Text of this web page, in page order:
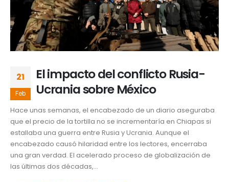
21
Feb
El impacto del conflicto Rusia-
Ucrania sobre México
Hace unas semanas, el encabezado de un diario aseguraba
que el precio de la tortilla no se incrementaría en Chiapas si
estallaba una guerra entre Rusia y Ucrania. Aunque el
encabezado causó hilaridad entre los lectores, encerraba
una gran verdad. El acelerado proceso de globalización de
las últimas dos décadas,...